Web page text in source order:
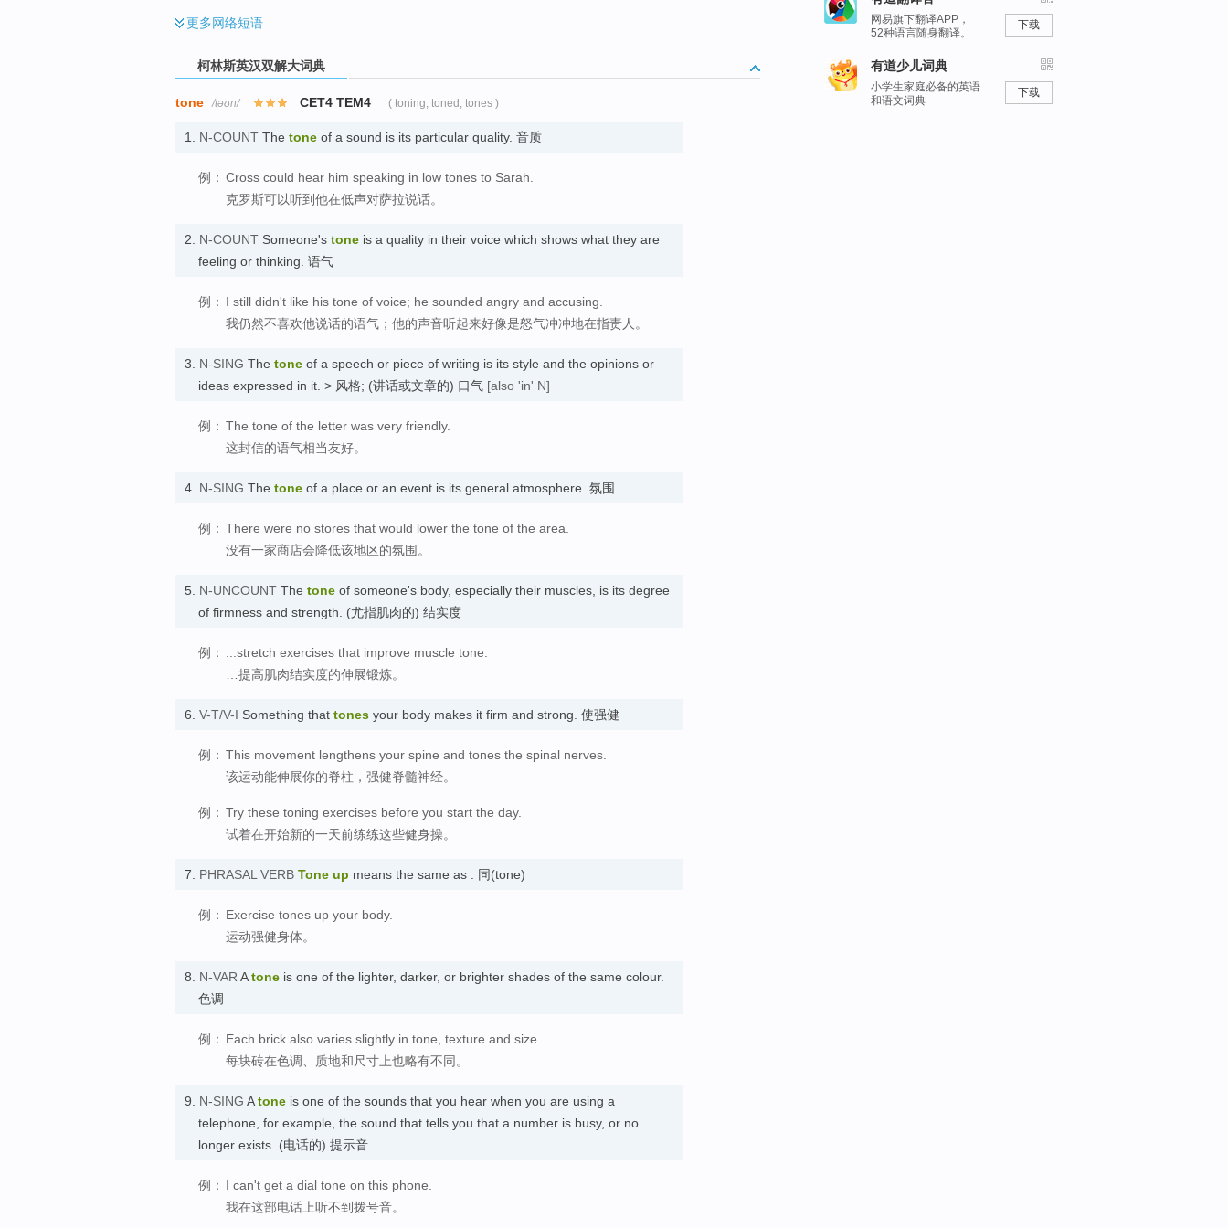
更多网络短语
柯林斯英汉双解大词典
tone /təʊn/ CET4 TEM4 ( toning, toned, tones )
1. N-COUNT The tone of a sound is its particular quality. 音质
例： Cross could hear him speaking in low tones to Sarah.
克罗斯可以听到他在低声对萨拉说话。
2. N-COUNT Someone's tone is a quality in their voice which shows what they are
feeling or thinking. 语气
例： I still didn't like his tone of voice; he sounded angry and accusing.
我仍然不喜欢他说话的语气；他的声音听起来好像是怒气冲冲地在指责人。
3. N-SING The tone of a speech or piece of writing is its style and the opinions or
ideas expressed in it. > 风格; (讲话或文章的) 口气 [also 'in' N]
例： The tone of the letter was very friendly.
这封信的语气相当友好。
4. N-SING The tone of a place or an event is its general atmosphere. 氛围
例： There were no stores that would lower the tone of the area.
没有一家商店会降低该地区的氛围。
5. N-UNCOUNT The tone of someone's body, especially their muscles, is its degree
of firmness and strength. (尤指肌肉的) 结实度
例：
...stretch exercises that improve muscle tone.
…提高肌肉结实度的伸展锻炼。
6. V-T/V-I Something that tones your body makes it firm and strong. 使强健
例： This movement lengthens your spine and tones the spinal nerves.
该运动能伸展你的脊柱，强健脊髓神经。
例： Try these toning exercises before you start the day.
试着在开始新的一天前练练这些健身操。
7. PHRASAL VERB Tone up means the same as . 同(tone)
例： Exercise tones up your body.
运动强健身体。
8. N-VAR Atone is one of the lighter, darker, or brighter shades of the same colour.
色调
例： Each brick also varies slightly in tone, texture and size.
每块砖在色调、质地和尺寸上也略有不同。
9. N-SING Atone is one of the sounds that you hear when you are using a
telephone, for example, the sound that tells you that a number is busy, or no
longer exists. (电话的) 提示音
例： I can't get a dial tone on this phone.
我在这部电话上听不到拨号音。